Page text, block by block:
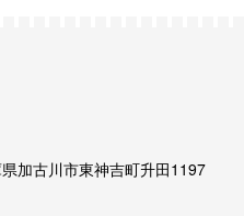
加古川市東神吉町升田1197